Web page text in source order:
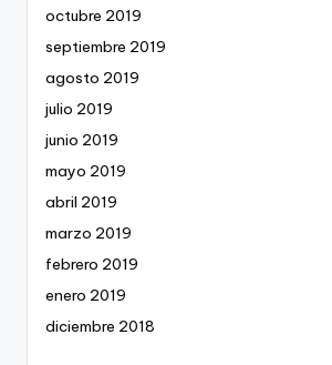
octubre 2019
septiembre 2019
agosto 2019
julio 2019
junio 2019
mayo 2019
abril 2019
marzo 2019
febrero 2019
enero 2019
diciembre 2018